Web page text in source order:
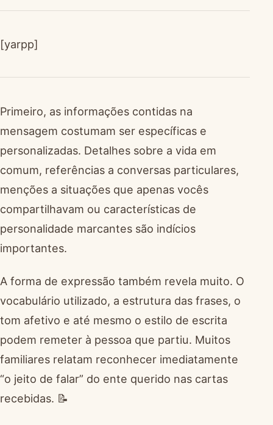
[yarpp]
Primeiro, as informações contidas na
mensagem costumam ser específicas e
personalizadas. Detalhes sobre a vida em
comum, referências a conversas particulares,
menções a situações que apenas vocês
compartilhavam ou características de
personalidade marcantes são indícios
importantes.
A forma de expressão também revela muito. O
vocabulário utilizado, a estrutura das frases, o
tom afetivo e até mesmo o estilo de escrita
podem remeter à pessoa que partiu. Muitos
familiares relatam reconhecer imediatamente
“o jeito de falar” do ente querido nas cartas
recebidas. 📝